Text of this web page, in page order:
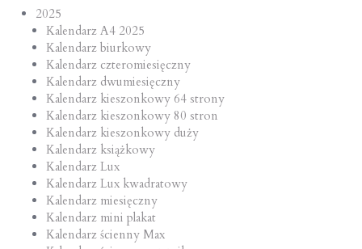
2025
Kalendarz A4 2025
Kalendarz biurkowy
Kalendarz czteromiesięczny
Kalendarz dwumiesięczny
Kalendarz kieszonkowy 64 strony
Kalendarz kieszonkowy 80 stron
Kalendarz kieszonkowy duży
Kalendarz książkowy
Kalendarz Lux
Kalendarz Lux kwadratowy
Kalendarz miesięczny
Kalendarz mini plakat
Kalendarz ścienny Max